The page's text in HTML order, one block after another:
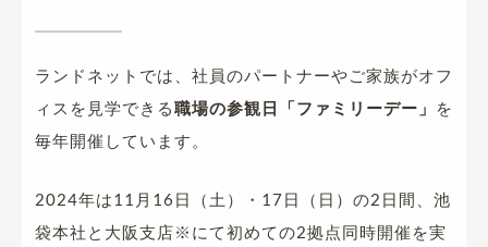
ランドネットでは、社員のパートナーやご家族がオフ
ィスを見学できる職場の参観日「ファミリーデー」
を
毎年開催しています。
2024年は11月16日（土）・17日（日）の2日間、池
袋本社と大阪支店※にて初めての2拠点同時開催を実